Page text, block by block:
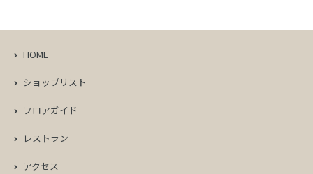
c
e
b
o
k
e
HOME
ショップリスト
フロアガイド
レストラン
アクセス